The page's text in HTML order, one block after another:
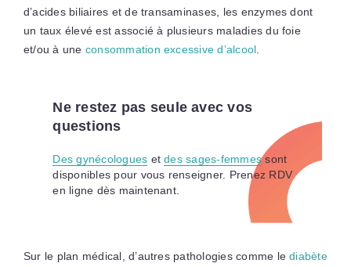
d’acides biliaires et de transaminases, les enzymes dont
un taux élevé est associé à plusieurs maladies du foie
et/ou à une consommation excessive d’alcool
Ne restez pas seule avec vos
questions
Des gynécologues etdes sages-femmessont
disponibles pour vous renseigner. Prenez RDV
en ligne dès maintenant.
Sur le plan médical, d’autres pathologies comme lediabète